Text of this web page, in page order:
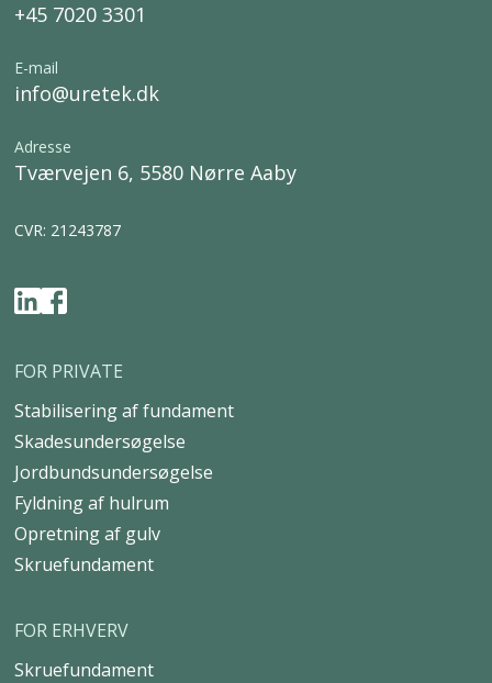
+45 7020 3301
E-mail
info@uretek.dk
Adresse
Tværvejen 6, 5580 Nørre Aaby
CVR: 21243787
FOR PRIVATE
Stabilisering af fundament
Skadesundersøgelse
Jordbundsundersøgelse
Fyldning af hulrum
Opretning af gulv
Skruefundament
FOR ERHVERV
Skruefundament